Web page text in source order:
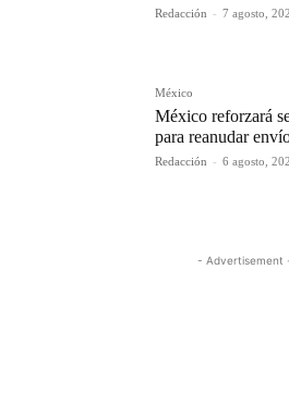
Redacción - 7 agosto,
México
México reforzará
para reanudar
Redacción - 6 agosto,
- Advertisement